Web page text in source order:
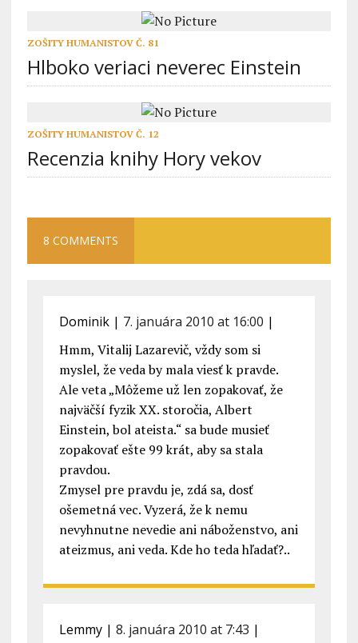
ZOŠITY HUMANISTOV Č. 81
Hlboko veriaci neverec Einstein
ZOŠITY HUMANISTOV Č. 12
Recenzia knihy Hory vekov
8 COMMENTS
Dominik| 7. januára 2010 at 16:00 |
Hmm, Vitalij Lazarevič, vždy som si
myslel, že veda by mala viesť k pravde.
Ale veta „Môžeme už len zopakovať, že
najväčší fyzik XX. storočia, Albert
Einstein, bol ateista.“ sa bude musieť
zopakovať ešte 99 krát, aby sa stala
pravdou.
Zmysel pre pravdu je, zdá sa, dosť
ošemetná vec. Vyzerá, že k nemu
nevyhnutne nevedie ani náboženstvo, ani
ateizmus, ani veda. Kde ho teda hľadať?..
Lemmy| 8. januára 2010 at 7:43 |